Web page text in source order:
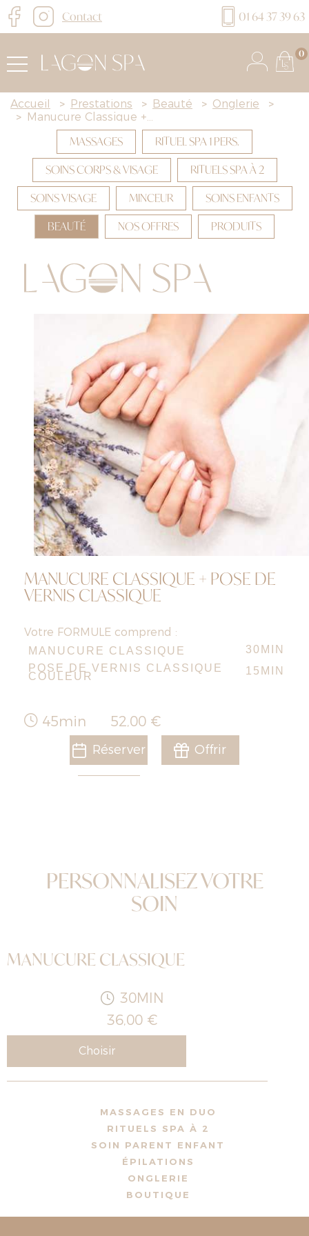
Contact 01 64 37 39 63
0
Accueil > Prestations > Beauté > Onglerie
>
> Manucure Classique +...
MASSAGES
RITUEL SPA 1 PERS.
SOINS CORPS & VISAGE
RITUELS SPA À 2
SOINS VISAGE
MINCEUR
SOINS ENFANTS
BEAUTÉ
NOS OFFRES PRODUITS
MANUCURE CLASSIQUE + POSE DE
VERNIS CLASSIQUE
Votre FORMULE comprend :
MANUCURE CLASSIQUE
30MIN
POSE DE VERNIS CLASSIQUE
COULEUR 15MIN
45min 52,00 €
Réserver Offrir
PERSONNALISEZ VOTRE
SOIN
MANUCURE CLASSIQUE
30MIN
36,00 €
Choisir
MASSAGES EN DUO
RITUELS SPA À 2
SOIN PARENT ENFANT
ÉPILATIONS
ONGLERIE
BOUTIQUE